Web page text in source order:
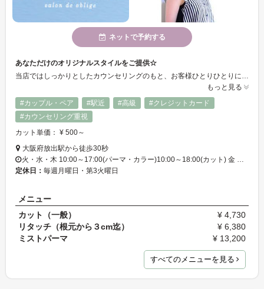
ネットで予約する
あなただけのオリジナルスタイルをご提供☆
当店ではしっかりとしたカウンセリングのもと、お客様ひとりひとりに合わせた最適の施術で、あなたの魅力を最大限に引き出すお手伝いをいたしております。初めての方でも気軽にお越しいただけます。
もっと見る
#カップル・ペア
#駅近 #高級
#クレジットカード
#カウンセリング重視
カット単価： ¥ 500～
大阪府放出駅から徒歩30秒
火・水・木 10:00～17:00(パーマ・カラー)10:00～18:00(カット) 金 …
定休日： 毎週月曜日・第3火曜日
メニュー
カット（一般）
¥ 4,730
リタッチ（根元から３cm迄）
¥ 6,380
ミストパーマ
¥ 13,200
すべてのメニューを見る